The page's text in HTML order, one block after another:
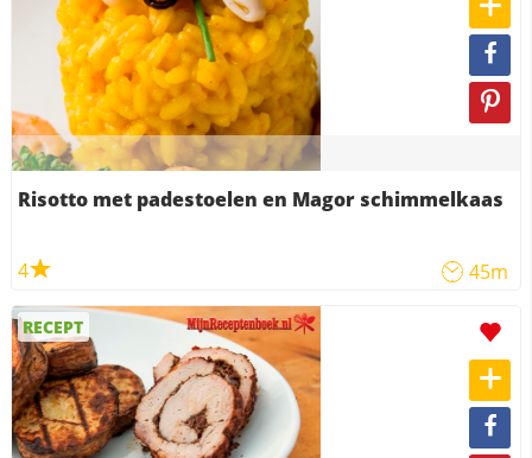
Risotto met padestoelen en Magor schimmelkaas
4 45m
RECEPT